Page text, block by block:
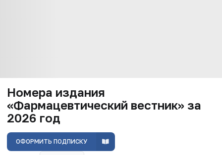
Номера издания
«Фармацевтический вестник» за
2026 год
ОФОРМИТЬ ПОДПИСКУ